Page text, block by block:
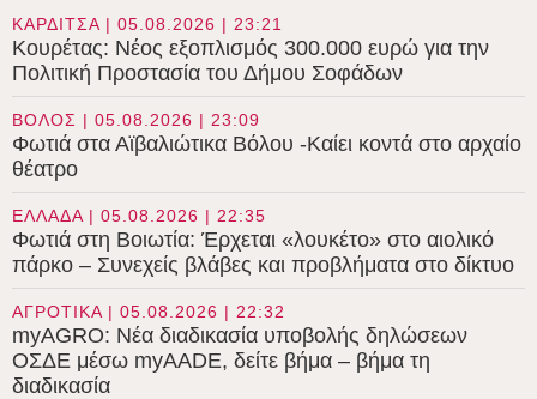
ΚΑΡΔΙΤΣΑ | 05.08.2026 | 23:21
Κουρέτας: Νέος εξοπλισμός 300.000 ευρώ για την
Πολιτική Προστασία του Δήμου Σοφάδων
ΒΟΛΟΣ | 05.08.2026 | 23:09
Φωτιά στα Αϊβαλιώτικα Βόλου -Καίει κοντά στο αρχαίο
θέατρο
ΕΛΛΑΔΑ | 05.08.2026 | 22:35
Φωτιά στη Βοιωτία: Έρχεται «λουκέτο» στο αιολικό
πάρκο – Συνεχείς βλάβες και προβλήματα στο δίκτυο
ΑΓΡΟΤΙΚΑ | 05.08.2026 | 22:32
myAGRO: Νέα διαδικασία υποβολής δηλώσεων
ΟΣΔΕ μέσω myAADE, δείτε βήμα – βήμα τη
διαδικασία